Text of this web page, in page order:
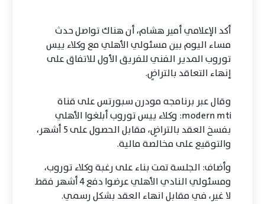
أكد الإعلامي أمير هشام، أن هناك تواصل حدث
مساء اليوم بين مسئولي الأهلي مع وكلاء ييس
توروب المدير الفني للفريق الأول للاتفاق على
إنهاء التعاقد بالتراضٍ.
وقال عبر برنامجه مودرن سبورتس على قناة
modern mti: وكلاء ييس توروب أبلغوا الأهلي
بفسخ العقد بالتراضٍ، مقابل الحصول على 5 أشهر،
والتوقيع على مخالصة مالية.
وأضاف: الجلسة تمت بناء على رغبة وكلاء توروب،
ومسئولي النادي الأهلي عرضوا دفع 4 أشهر فقط
لا غير، في مقابل انهاء العقد بشكل رسمي.